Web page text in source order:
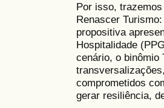
Por isso,
Renascer
propositiva
Hospitalidade
cenário, o binômio
comprometidos
gerar resiliência,